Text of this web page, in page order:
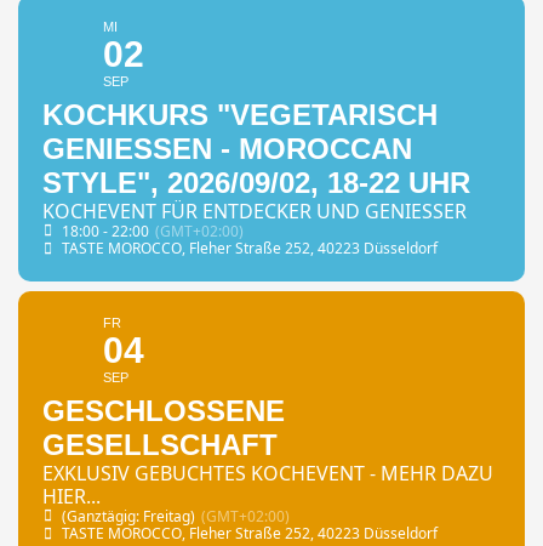
MI
02
SEP
KOCHKURS "VEGETARISCH
GENIESSEN - MOROCCAN S
TYLE", 2026/09/02, 18-22 UHR
KOCHEVENT FÜR ENTDECKER UND GENIESSER
18:00 - 22:00 (GMT+02:00)
TASTE MOROCCO, Fleher Straße 252, 40223 Düsseldorf
FR
04
SEP
GESCHLOSSENE
GESELLSCHAFT
EXKLUSIV GEBUCHTES KOCHEVENT - MEHR DAZU
HIER...
(Ganztägig: Freitag) (GMT+02:00)
TASTE MOROCCO, Fleher Straße 252, 40223 Düsseldorf